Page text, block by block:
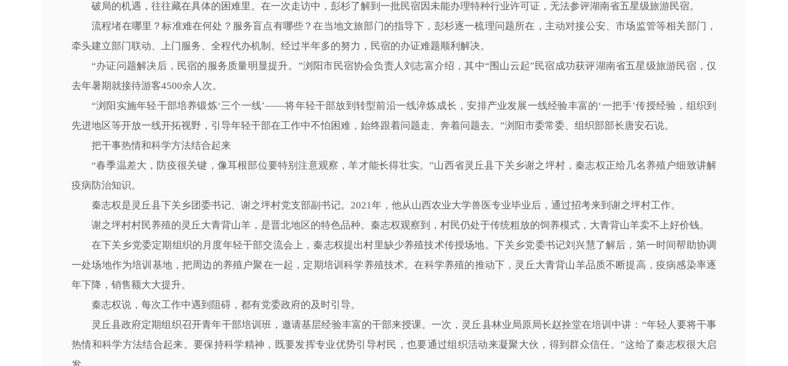
破局的机遇，往往藏在具体的困难里。在一次走访中，彭杉了解到一批民宿因未能办理特种行业许可证，无法参评湖南省五星级旅游民宿。
流程堵在哪里？标准难在何处？服务盲点有哪些？在当地文旅部门的指导下，彭杉逐一梳理问题所在，主动对接公安、市场监管等相关部门，
牵头建立部门联动、上门服务、全程代办机制。经过半年多的努力，民宿的办证难题顺利解决。
“办证问题解决后，民宿的服务质量明显提升。”浏阳市民宿协会负责人刘志富介绍，其中“围山云起”民宿成功获评湖南省五星级旅游民宿，仅
去年暑期就接待游客4500余人次。
“浏阳实施年轻干部培养锻炼‘三个一线’——将年轻干部放到转型前沿一线淬炼成长，安排产业发展一线经验丰富的‘一把手’传授经验，组织到
先进地区等开放一线开拓视野，引导年轻干部在工作中不怕困难，始终跟着问题走、奔着问题去。”浏阳市委常委、组织部部长唐安石说。
把干事热情和科学方法结合起来
“春季温差大，防疫很关键，像耳根部位要特别注意观察，羊才能长得壮实。”山西省灵丘县下关乡谢之坪村，秦志权正给几名养殖户细致讲解
疫病防治知识。
秦志权是灵丘县下关乡团委书记、谢之坪村党支部副书记。2021年，他从山西农业大学兽医专业毕业后，通过招考来到谢之坪村工作。
谢之坪村村民养殖的灵丘大青背山羊，是晋北地区的特色品种。秦志权观察到，村民仍处于传统粗放的饲养模式，大青背山羊卖不上好价钱。
在下关乡党委定期组织的月度年轻干部交流会上，秦志权提出村里缺少养殖技术传授场地。下关乡党委书记刘兴慧了解后，第一时间帮助协调
一处场地作为培训基地，把周边的养殖户聚在一起，定期培训科学养殖技术。在科学养殖的推动下，灵丘大青背山羊品质不断提高，疫病感染率逐
年下降，销售额大大提升。
秦志权说，每次工作中遇到阻碍，都有党委政府的及时引导。
灵丘县政府定期组织召开青年干部培训班，邀请基层经验丰富的干部来授课。一次，灵丘县林业局原局长赵拴堂在培训中讲：“年轻人要将干事
热情和科学方法结合起来。要保持科学精神，既要发挥专业优势引导村民，也要通过组织活动来凝聚大伙，得到群众信任。”这给了秦志权很大启